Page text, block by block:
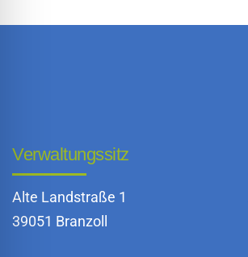
Verwaltungssitz
Alte Landstraße 1
39051 Branzoll